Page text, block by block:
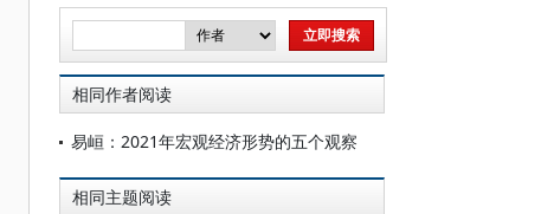
相同作者阅读
易峘：2021年宏观经济形势的五个观察
相同主题阅读